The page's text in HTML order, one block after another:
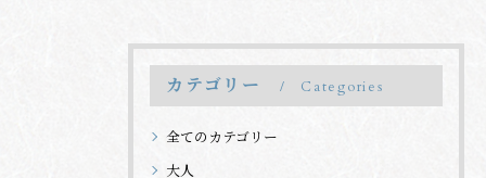
カテゴリー Categories
全てのカテゴリー
大人